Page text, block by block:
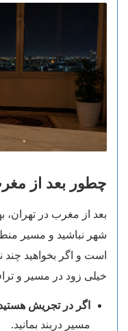
چطور بعد از
بعد از مغرب در
شهر نباشید و مسیر
است و اگر بخواهید
خیلی زود در مسیر و
اگر در تجریش
مسیر دربند بمانید.